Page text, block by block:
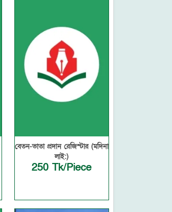
বেতন-ভাতা প্রদান রেজিস্টার (মদিনা
লাই:)
250 Tk/Piece